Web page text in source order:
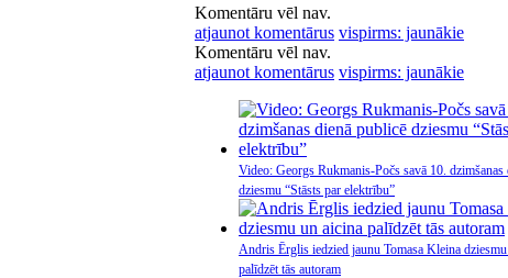
Komentāru vēl nav.
atjaunot komentārus vispirms: jaunākie
Komentāru vēl nav.
atjaunot komentārus vispirms: jaunākie
Video: Georgs Rukmanis-Počs savā 10. dzimšanas
dziesmu “Stāsts par elektrību”
Andris Ērglis iedzied jaunu Tomasa Kleina
palīdzēt tās autoram